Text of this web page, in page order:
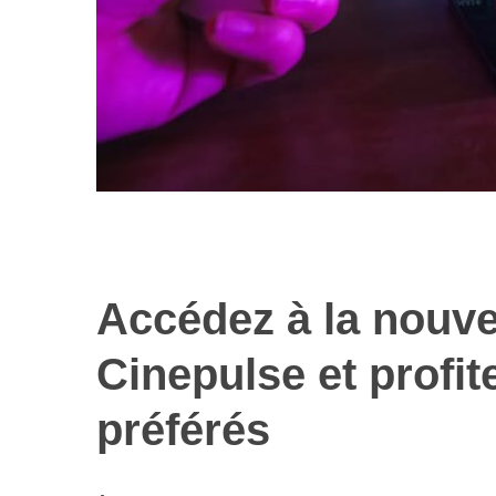
Accédez à la
Cinepulse et
préférés
Les nouvelles